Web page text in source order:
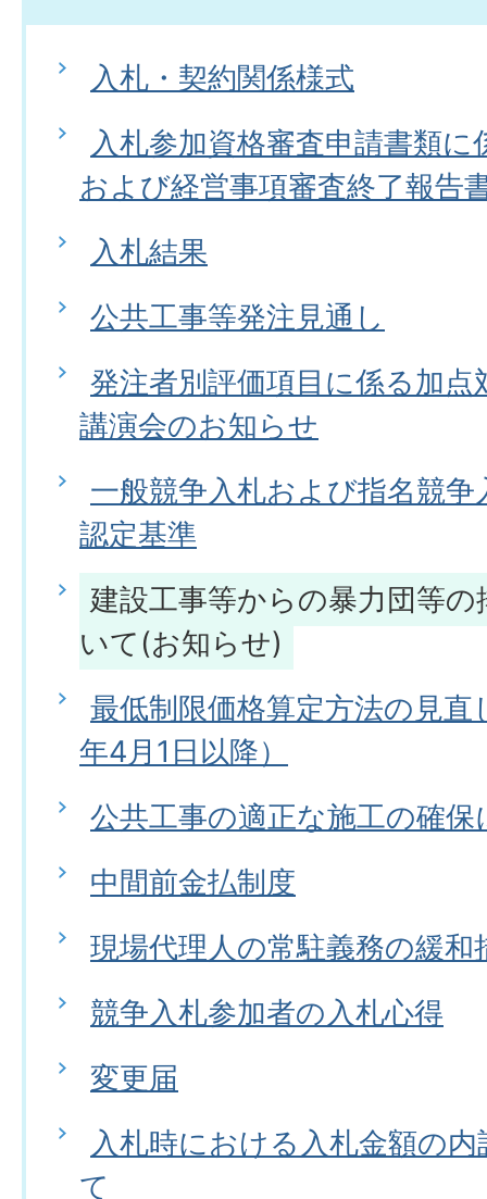
入札・契約関係様式
入札参加資格審査申請書類
および経営事項審査終了報告
入札結果
公共工事等発注見通し
発注者別評価項目に係る加
講演会のお知らせ
一般競争入札および指名競
認定基準
建設工事等からの暴力団等
いて(お知らせ)
最低制限価格算定方法の見
年4月1日以降）
公共工事の適正な施工の確保
中間前金払制度
現場代理人の常駐義務の緩
競争入札参加者の入札心得
変更届
入札時における入札金額の
て